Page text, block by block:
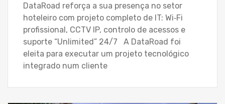
DataRoad reforça a sua presença no setor
hoteleiro com projeto completo de IT: Wi‑Fi
profissional, CCTV IP, controlo de acessos e
suporte “Unlimited” 24/7 A DataRoad foi
eleita para executar um projeto tecnológico
integrado num cliente